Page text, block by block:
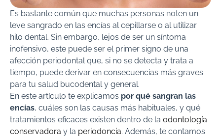
Es bastante común que muchas personas noten un
leve sangrado en las encías al cepillarse o al utilizar
hilo dental. Sin embargo, lejos de ser un síntoma
inofensivo, este puede ser el primer signo de una
afección periodontal que, si no se detecta y trata a
tiempo, puede derivar en consecuencias más graves
para tu salud bucodental y general.
En este artículo te explicamos por qué sangran las
encías, cuáles son las causas más habituales, y qué
tratamientos eficaces existen dentro de la odontología
conservadora y la periodoncia. Además, te contamos